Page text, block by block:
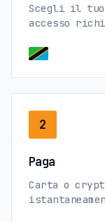
Scegli il tuo
accesso
2
Paga
Carta o